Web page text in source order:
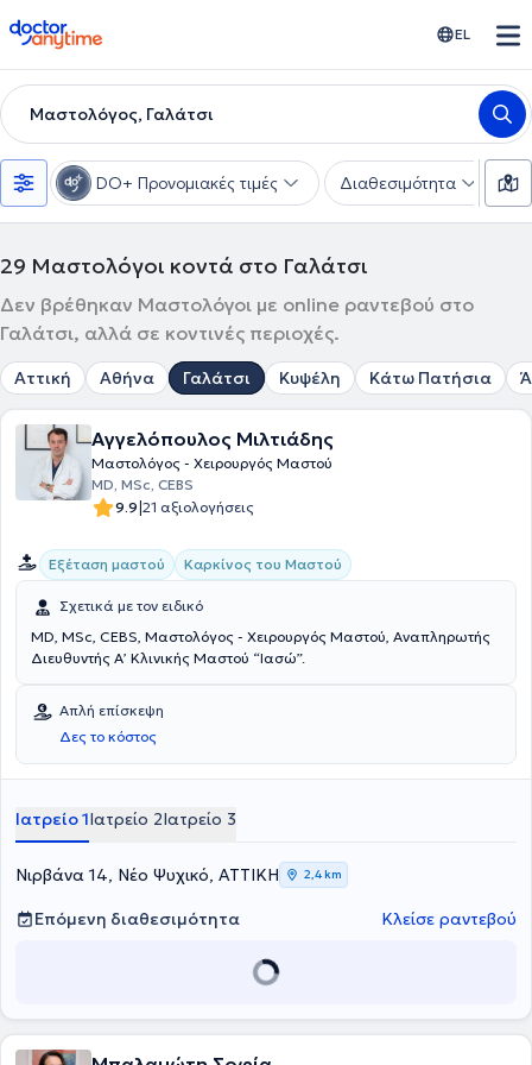
doctoranytime EL
Μαστολόγος, Γαλάτσι
DO+ Προνομιακές τιμές Διαθεσιμότητα
29 Μαστολόγοι κοντά στο Γαλάτσι
Δεν βρέθηκαν Μαστολόγοι με online ραντεβού στο
Γαλάτσι, αλλά σε κοντινές περιοχές.
Αττική Αθήνα Γαλάτσι Κυψέλη Κάτω Πατήσια
Αγγελόπουλος Μιλτιάδης
Μαστολόγος - Χειρουργός Μαστού
MD, MSc, CEBS
9.9|21 αξιολογήσεις
Εξέταση μαστού Καρκίνος του Μαστού
Σχετικά με τον ειδικό
MD, MSc, CEBS, Μαστολόγος - Χειρουργός Μαστού, Αναπληρωτής
Διευθυντής Α’ Κλινικής Μαστού “Ιασώ”.
Απλή επίσκεψη
Δες το κόστος
Ιατρείο 1Ιατρείο 2Ιατρείο 3
Νιρβάνα 14, Νέο Ψυχικό, ΑΤΤΙΚΗ 2,4 km
Επόμενη διαθεσιμότητα Κλείσε ραντεβού